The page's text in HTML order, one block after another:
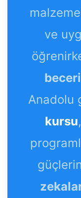
ve
Anadolu
kursu